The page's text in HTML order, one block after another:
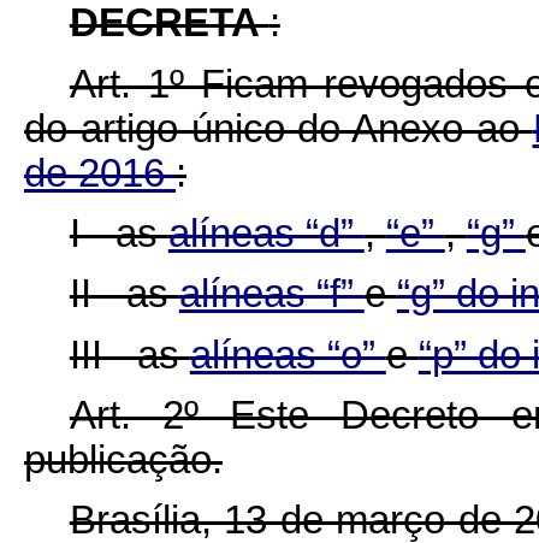
DECRETA:
Art. 1º Ficam
do artigo único do Anexo ao
de 2016:
I - asalíneas “d”,“e”,“g”
II - asalíneas “f”e“g” do
III - asalíneas “o”e“p”
Art. 2º Este Decreto
publicação.
Brasília, 13 de março de